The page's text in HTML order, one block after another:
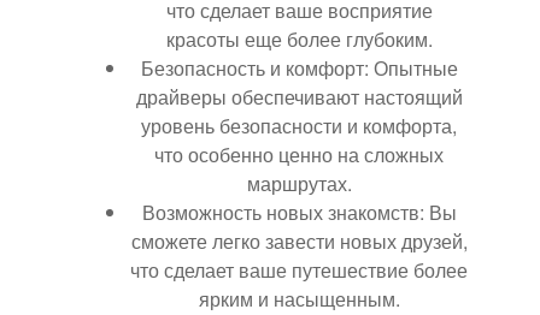
что сделает ваше восприятие
красоты еще более глубоким.
Безопасность и комфорт: Опытные
драйверы обеспечивают настоящий
уровень безопасности и комфорта,
что особенно ценно на сложных
маршрутах.
Возможность новых знакомств: Вы
сможете легко завести новых друзей,
что сделает ваше путешествие более
ярким и насыщенным.